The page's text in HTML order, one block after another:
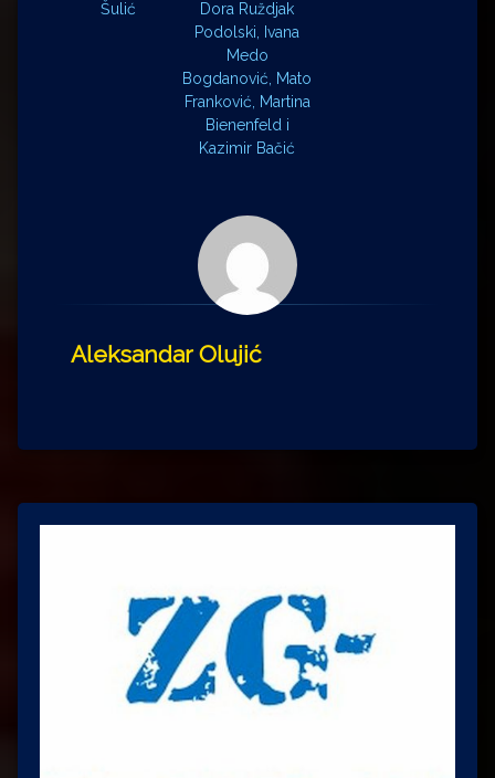
Šulić
Dora Ruždjak
Podolski, Ivana
Medo
Bogdanović, Mato
Franković, Martina
Bienenfeld i
Kazimir Bačić
Aleksandar Olujić